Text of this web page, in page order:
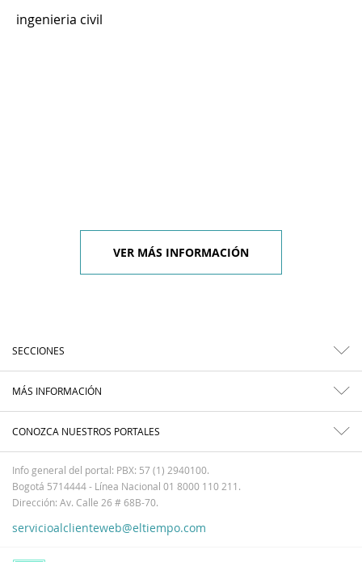
ingenieria civil
VER MÁS INFORMACIÓN
SECCIONES
MÁS INFORMACIÓN
CONOZCA NUESTROS PORTALES
Info general del portal: PBX: 57 (1) 2940100.
Bogotá 5714444 - Línea Nacional 01 8000 110 211.
Dirección: Av. Calle 26 # 68B-70.
servicioalclienteweb@eltiempo.com